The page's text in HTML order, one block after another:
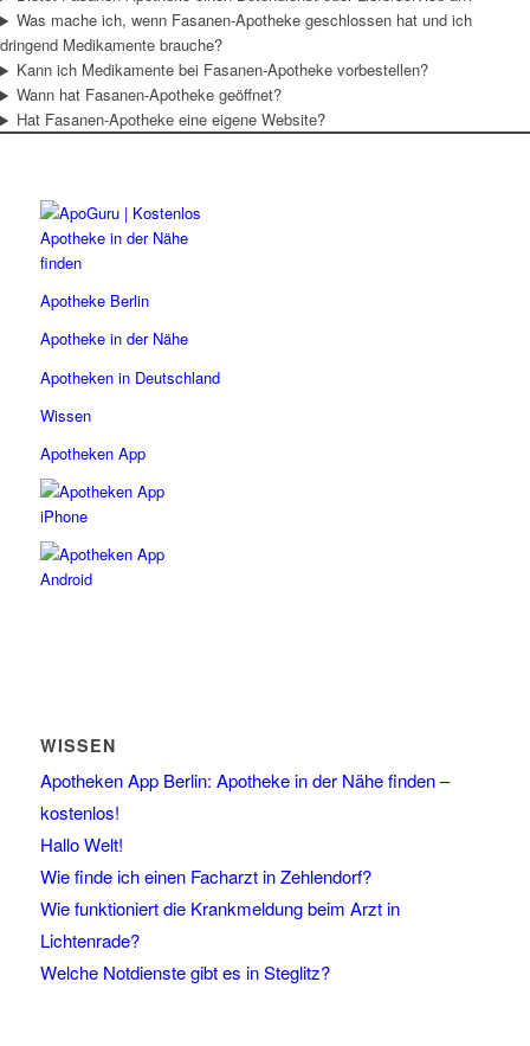
Was mache ich, wenn Fasanen-Apotheke geschlossen hat und ich
dringend Medikamente brauche?
Kann ich Medikamente bei Fasanen-Apotheke vorbestellen?
Wann hat Fasanen-Apotheke geöffnet?
Hat Fasanen-Apotheke eine eigene Website?
Apotheke Berlin
Apotheke in der Nähe
Apotheken in Deutschland
Wissen
Apotheken App
WISSEN
Apotheken App Berlin: Apotheke in der Nähe finden –
kostenlos!
Hallo Welt!
Wie finde ich einen Facharzt in Zehlendorf?
Wie funktioniert die Krankmeldung beim Arzt in
Lichtenrade?
Welche Notdienste gibt es in Steglitz?